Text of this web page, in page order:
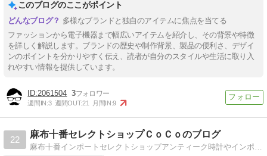
このブログのここがポイント
多様なブランドと独自のアイテムに焦点を当てる
ファッションから電子機器まで幅広いアイテムを紹介し、その背景や特徴
を詳しく解説します。ブランドの歴史や制作背景、製品の便利さ、デザイ
ンのポイントを分かりやすく伝え、読者が自分のスタイルや生活に取り入
れやすい情報を提供しています。
2061504 3
週間IN:3 週間OUT:21 月間IN:9
22
麻布十番セレクトショップＣｏＣｏのブログ
麻布十番インポートセレクトショップアンティーク時計やインポート下着などお店の商品を続々ご紹介します。